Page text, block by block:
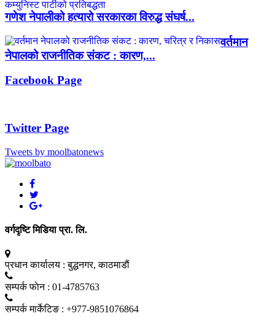
गणेश नेपालीको हत्यारो सरकारका विरुद्ध संघर्ष...
वर्तमान
नेपालको राजनीतिक संकट : कारण,...
Facebook Page
Twitter Page
Tweets by moolbatonews
वर्गदृष्टि मिडिया प्रा. लि.
प्रधान कार्यालय : बुद्धनगर, काठमाडाैं
सम्पर्क फाेन : 01-4785763
सम्पर्क मार्केटिङ : +977-9851076864